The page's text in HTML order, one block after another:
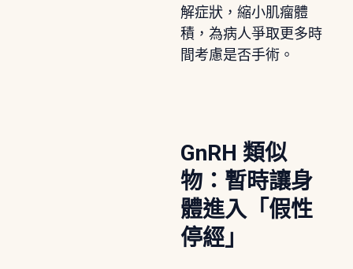
解症狀，縮小肌瘤體
積，為病人爭取更多時
間考慮是否手術。
GnRH 類似
物：暫時讓身
體進入「假性
停經」